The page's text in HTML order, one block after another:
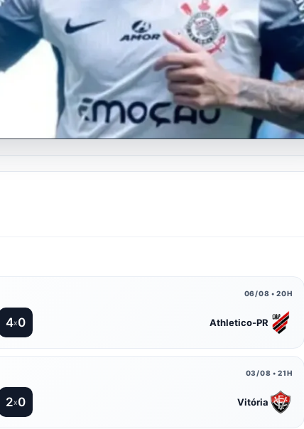
06/08 • 20H
4x0 Athletico-PR
03/08 • 21H
2x0 Vitória